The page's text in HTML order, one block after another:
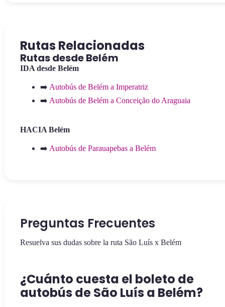
Rutas Relacionadas
Rutas desde Belém
IDA desde Belém
➡️ Autobús de Belém a Imperatriz
➡️ Autobús de Belém a Conceição do Araguaia
HACIA Belém
➡️ Autobús de Parauapebas a Belém
Preguntas Frecuentes
Resuelva sus dudas sobre la ruta São Luís x Belém
¿Cuánto cuesta el boleto de
autobús de São Luís a Belém?